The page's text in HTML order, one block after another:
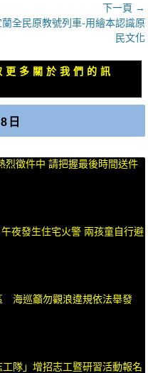
下一頁 →
蘭全民原教號列車-用繪本認識原
民文化
多關於我們的訊
日
烈徵件中 請把握最後時間送件
夜發生住宅火警 兩孩童自行避
海巡籲勿觀浪違規依法舉發
隊」增招志工暨研習活動報名